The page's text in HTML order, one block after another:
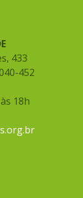
433
452
18h